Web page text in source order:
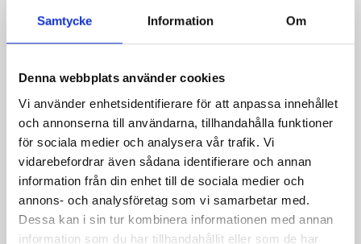
Samtycke Information Om
Denna webbplats använder cookies
Vi använder enhetsidentifierare för att anpassa innehållet
och annonserna till användarna, tillhandahålla funktioner
för sociala medier och analysera vår trafik. Vi
vidarebefordrar även sådana identifierare och annan
information från din enhet till de sociala medier och
annons- och analysföretag som vi samarbetar med.
Dessa kan i sin tur kombinera informationen med annan
information som du har tillhandahållit eller som de har
och krämig, ca. 2 till 3 minuter.
igen i 3 till 4 minuter.
Blanda i mjölet och vispa för två eller tre minuter tills
allt mjöl blandas i vätskan.
Häll smeten i formen, strö nötterna på smeten och
grädda i 40 minuter.